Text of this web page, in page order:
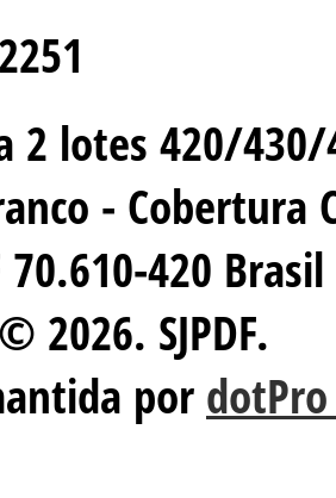
2 lotes 420/
- Cobertura
420 Brasil
2026. SJPDF.
por